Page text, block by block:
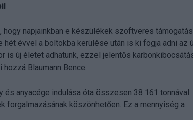
napjainkban e készülékek szoftveres
évvel a boltokba kerülése után is ki fogja adni az
is új életet adhatunk, ezzel jelentős
Blaumann Bence.
anyacége indulása óta összesen 38 161 tonnával
köszönhetően. Ez a mennyiség a